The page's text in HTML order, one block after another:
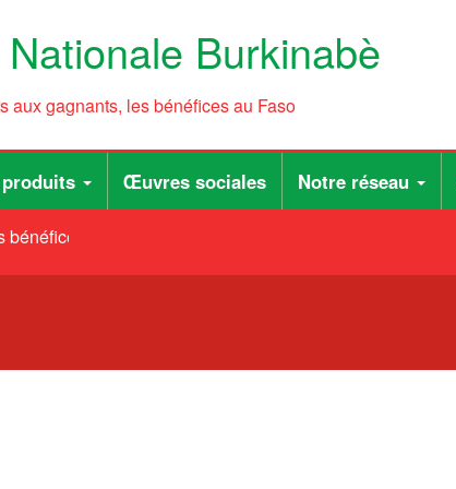
Burkinabè
aux gagnants, les bénéfices au Faso
Œuvres sociales Notre réseau
au Faso